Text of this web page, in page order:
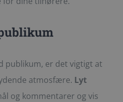
publikum, er det vigtigt at
atmosfære. Lyt
og kommentarer og vis